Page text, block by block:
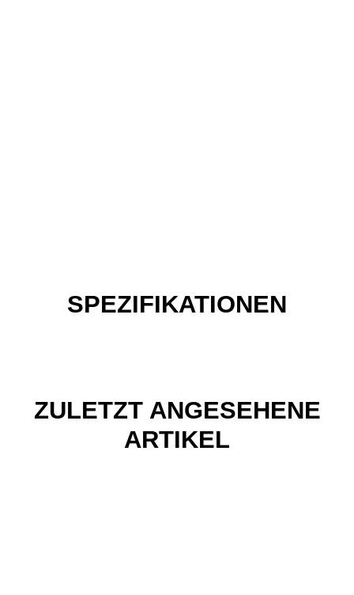
SPEZIFIKATIONEN
ZULETZT ANGESEHENE
ARTIKEL